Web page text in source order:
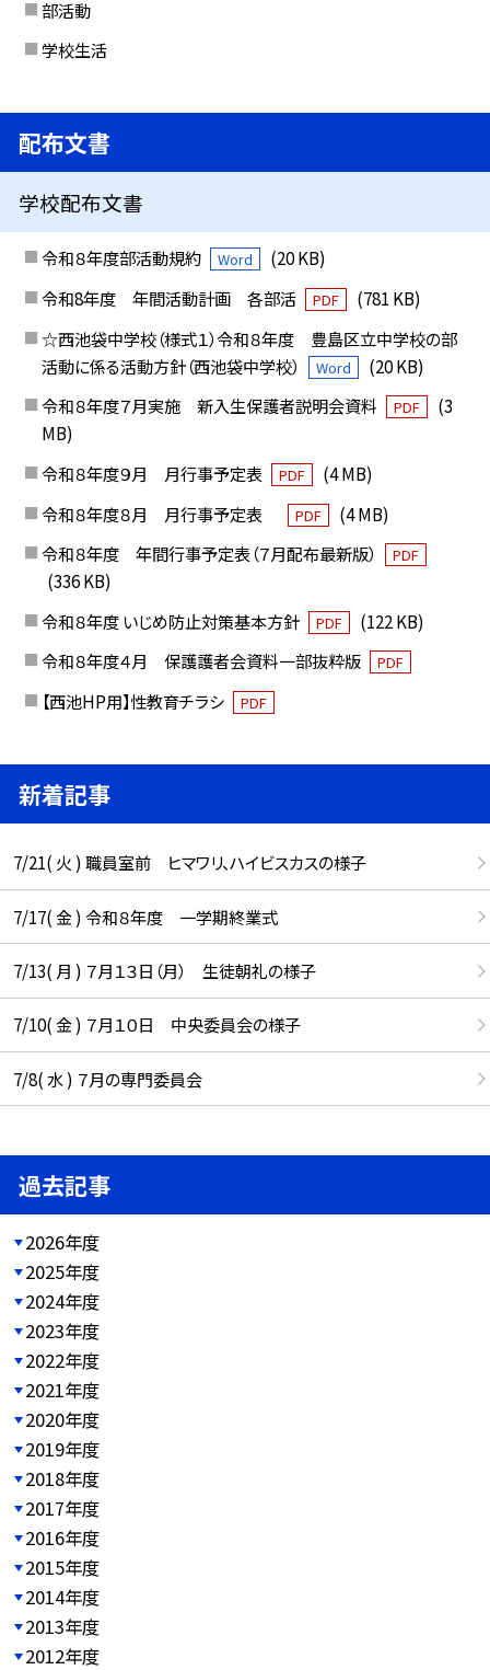
部活動
学校生活
配布文書
学校配布文書
令和８年度部活動規約 Word
(20 KB)
令和8年度 年間活動計画 各部活
PDF
(781 KB)
☆西池袋中学校（様式１）令和８年度 豊島区立中学校の部
活動に係る活動方針（西池袋中学校）
Word
(20 KB)
令和８年度７月実施 新入生保護者説明会資料
PDF
(3
MB)
令和８年度９月 月行事予定表
PDF
(4 MB)
令和８年度８月 月行事予定表
PDF
(4 MB)
令和８年度 年間行事予定表（７月配布最新版）
PDF
(336 KB)
令和８年度 いじめ防止対策基本方針
PDF
(122 KB)
令和８年度４月 保護護者会資料一部抜粋版
PDF
【西池HP用】性教育チラシ PDF
新着記事
7/21( 火 ) 職員室前 ヒマワリ、ハイビスカスの様子
7/17( 金 ) 令和８年度 一学期終業式
7/13( 月 ) ７月１３日（月） 生徒朝礼の様子
7/10( 金 ) ７月１０日 中央委員会の様子
7/8( 水 ) ７月の専門委員会
過去記事
2026年度
2025年度
2024年度
2023年度
2022年度
2021年度
2020年度
2019年度
2018年度
2017年度
2016年度
2015年度
2014年度
2013年度
2012年度